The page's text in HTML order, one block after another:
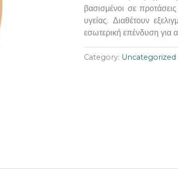
βασισμένοι σε
υγείας. Διαθέτουν
εσωτερική επένδυση για
Category: Uncategorized